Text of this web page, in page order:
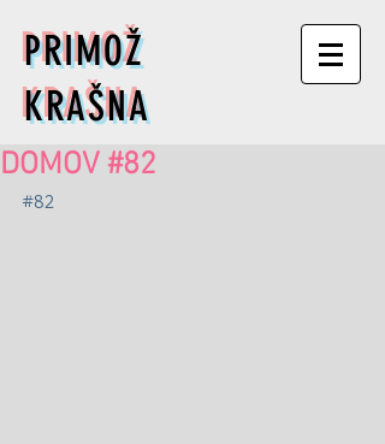
PRIMOŽ
KRAŠNA
DOMOV #82
#82